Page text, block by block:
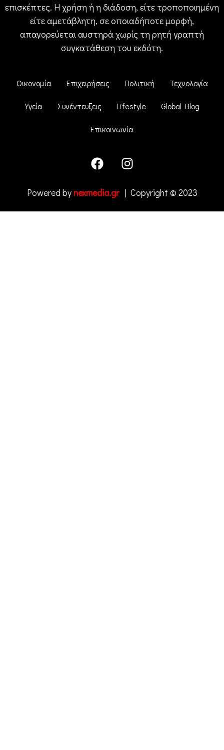
επισκέπτες. Η χρήση ή η διάδοση, είτε τροποποιημένη
είτε αμετάβλητη, σε οποιαδήποτε μορφή,
απαγορεύεται αυστηρά χωρίς τη ρητή γραπτή
συγκατάθεση του εκδότη.
Οικονομία Επιχειρήσεις Πολιτική Τεχνολογία
Υγεία Συνέντευξεις Lifestyle Global Blog
Επικοινωνία
Powered bynexmedia.gr| Copyright © 2023